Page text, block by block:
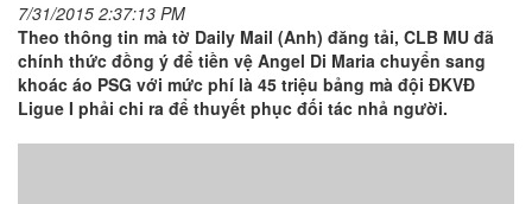
7/31/2015 2:37:13 PM
Theo thông tin mà tờ Daily Mail (Anh) đăng tải, CLB MU đã
chính thức đồng ý để tiền vệ Angel Di Maria chuyển sang
khoác áo PSG với mức phí là 45 triệu bảng mà đội ĐKVĐ
Ligue I phải chi ra để thuyết phục đối tác nhả người.